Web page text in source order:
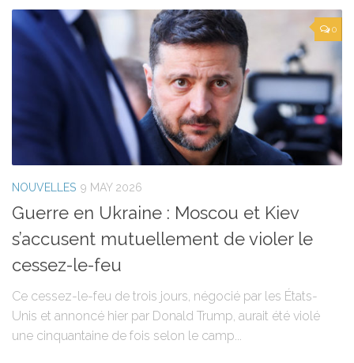
0
NOUVELLES 9 MAY 2026
Guerre en Ukraine : Moscou et Kiev
s’accusent mutuellement de violer le
cessez-le-feu
Ce cessez-le-feu de trois jours, négocié par les États-
Unis et annoncé hier par Donald Trump, aurait été violé
une cinquantaine de fois selon le camp...